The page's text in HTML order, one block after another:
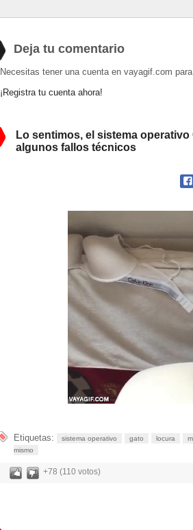
Deja tu comentario
Necesitas tener una cuenta en vayagif.com
¡Registra tu cuenta ahora!
Lo sentimos, el sistema
algunos fallos técnicos
Etiquetas: sistema operativo gato locura
mismo
+78 (110 votos)